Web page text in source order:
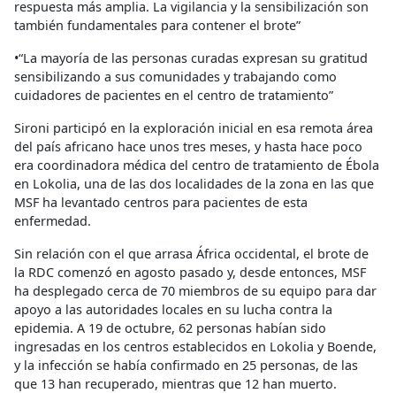
respuesta más amplia. La vigilancia y la sensibilización son
también fundamentales para contener el brote”
•“La mayoría de las personas curadas expresan su gratitud
sensibilizando a sus comunidades y trabajando como
cuidadores de pacientes en el centro de tratamiento”
Sironi participó en la exploración inicial en esa remota área
del país africano hace unos tres meses, y hasta hace poco
era coordinadora médica del centro de tratamiento de Ébola
en Lokolia, una de las dos localidades de la zona en las que
MSF ha levantado centros para pacientes de esta
enfermedad.
Sin relación con el que arrasa África occidental, el brote de
la RDC comenzó en agosto pasado y, desde entonces, MSF
ha desplegado cerca de 70 miembros de su equipo para dar
apoyo a las autoridades locales en su lucha contra la
epidemia. A 19 de octubre, 62 personas habían sido
ingresadas en los centros establecidos en Lokolia y Boende,
y la infección se había confirmado en 25 personas, de las
que 13 han recuperado, mientras que 12 han muerto.